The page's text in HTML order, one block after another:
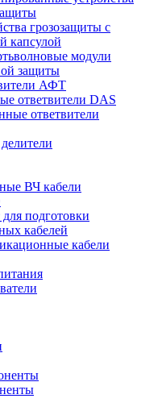
грозозащиты с
капсулой
модули
защиты
АФТ
ответвители DAS
ответвители
ВЧ кабели
подготовки
кабелей
кабели